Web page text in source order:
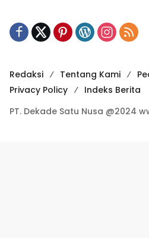
Redaksi Tentang Kami
Privacy Policy
Indeks Berita
PT. Dekade Satu Nusa @2024